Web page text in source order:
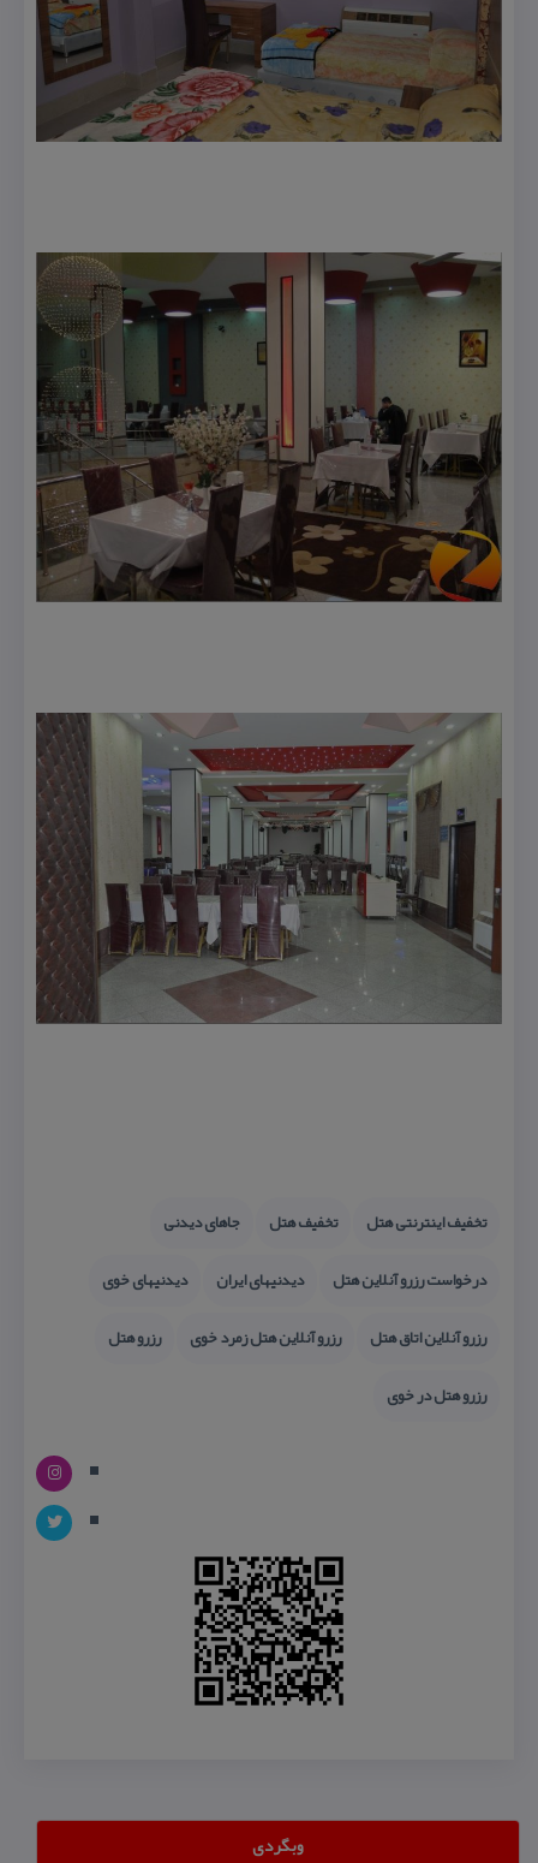
تخفیف اینترنتی هتل تخفیف هتل
جاهای دیدنی
درخواست رزرو آنلاین هتل
دیدنیهای ایران
دیدنیهای خوی
رزرو آنلاین اتاق هتل
رزرو آنلاین هتل زمرد خوی
رزرو هتل
رزرو هتل در خوی
وبگردی